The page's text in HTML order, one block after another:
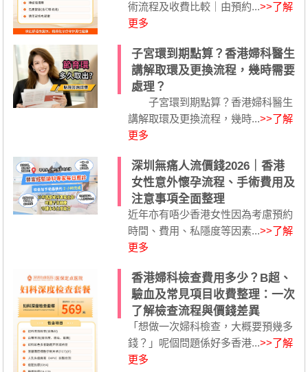
術流程及收費比較｜由預約...>>了解
更多
子宮環到期點算？香港婦科醫生
講解取環及更換流程，幾時需要
處理？
子宮環到期點算？香港婦科醫生
講解取環及更換流程，幾時...>>了解
更多
深圳無痛人流價錢2026｜香港
女性意外懷孕流程、手術費用及
注意事項全面整理
近年亦有唔少香港女性因為考慮預約
時間、費用、私隱度等因素...>>了解
更多
香港婦科檢查費用多少？B超、
驗血及常見項目收費整理：一次
了解檢查流程與價錢差異
「想做一次婦科檢查，大概要預幾多
錢？」呢個問題係好多香港...>>了解
更多